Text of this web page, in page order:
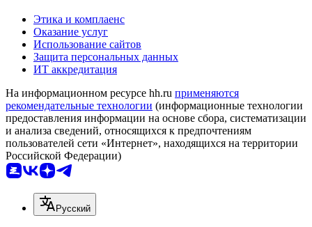
Этика и комплаенс
Оказание услуг
Использование сайтов
Защита персональных данных
ИТ аккредитация
На информационном ресурсе hh.ru применяются
рекомендательные технологии (информационные технологии
предоставления информации на основе сбора, систематизации
и анализа сведений, относящихся к предпочтениям
пользователей сети «Интернет», находящихся на территории
Российской Федерации)
Русский